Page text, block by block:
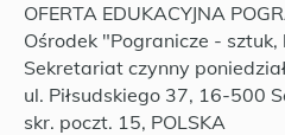
OFERTA EDUKACYJNA
Ośrodek "Pogranicze -
Sekretariat czynny
ul. Piłsudskiego 37, 16-500
skr. poczt. 15, POLSKA